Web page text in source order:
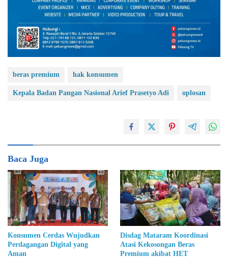
beras premium hak konsumen
Kepala Badan Pangan Nasional Arief Prasetyo Adi oplosan
Baca Juga
Konsumen Cerdas Wujudkan
Perdagangan Digital yang
Aman
Disdag Mataram Koordinasi
Atasi Kekosongan Beras
Premium akibat HET